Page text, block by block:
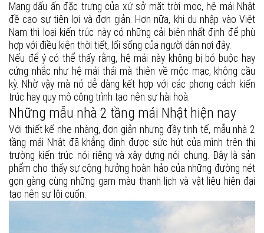
Mang dấu ấn đặc trưng của xứ sở mặt trời mọc, hệ mái Nhật
đề cao sự tiện lợi và đơn giản. Hơn nữa, khi du nhập vào Việt
Nam thì loại kiến trúc này có những cải biên nhất định để phù
hợp với điều kiện thời tiết, lối sống của người dân nơi đây.
Nếu để ý có thể thấy rằng, hệ mái này không bị bó buộc hay
cứng nhắc như hệ mái thái mà thiên về mộc mạc, không cầu
kỳ. Nhờ vậy mà nó dễ dàng kết hợp với các phong cách kiến
trúc hay quy mô công trình tạo nên sự hài hoà.
Những mẫu nhà 2 tầng mái Nhật hiện nay
Với thiết kế nhẹ nhàng, đơn giản nhưng đầy tinh tế, mẫu nhà 2
tầng mái Nhật đã khẳng định được sức hút của mình trên thị
trường kiến trúc nói riêng và xây dựng nói chung. Đây là sản
phẩm cho thấy sự cộng hưởng hoàn hảo của những đường nét
gọn gàng cùng những gam màu thanh lịch và vật liệu hiện đại
tạo nên sự lôi cuốn.